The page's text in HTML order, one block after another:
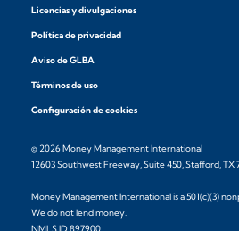
Licencias y divulgaciones
Política de privacidad
Aviso de GLBA
Términos de uso
Configuración de cookies
© 2026 Money Management International
12603 Southwest Freeway, Suite 450, Stafford, TX
Money Management International is a 501(c)(3)
We do not lend money.